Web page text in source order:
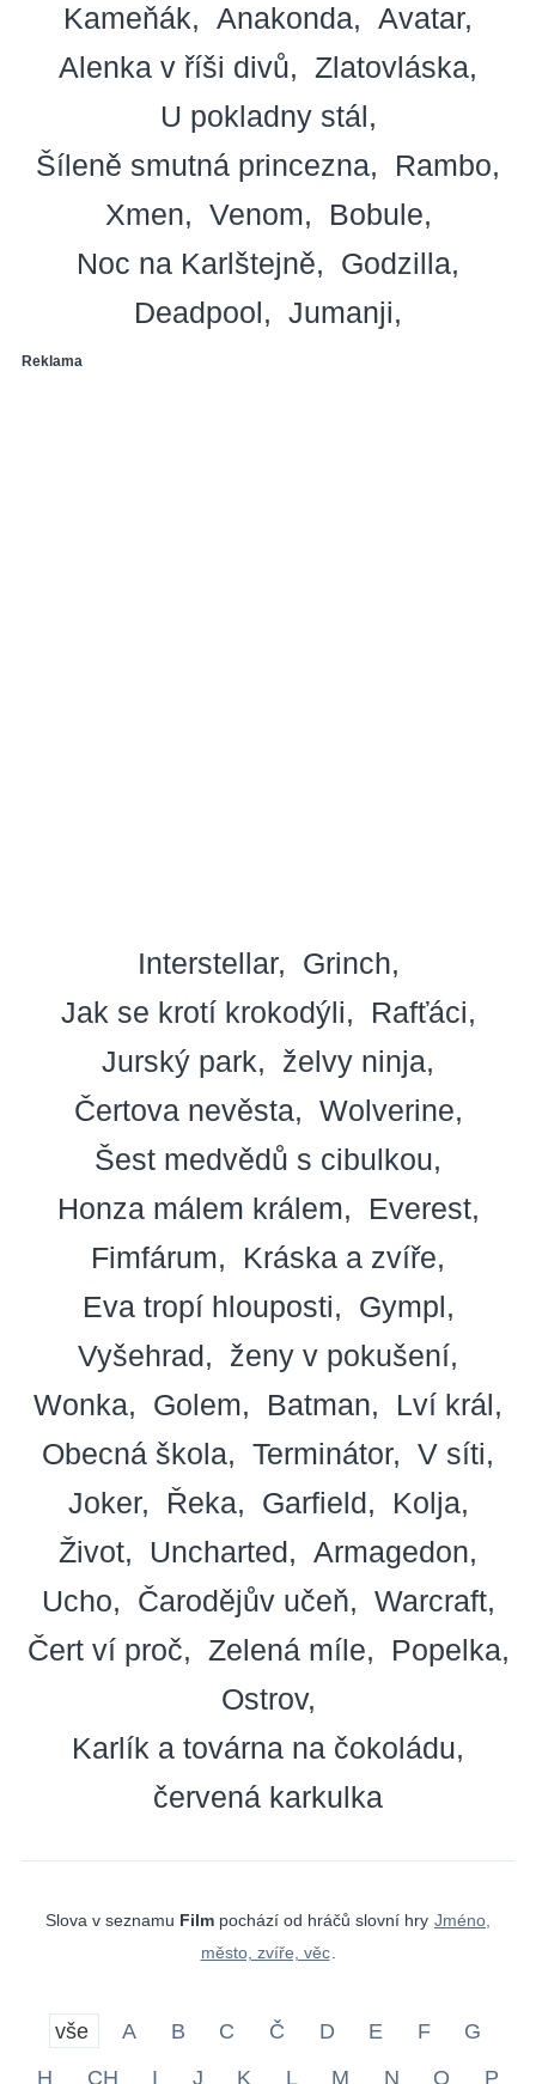
Kameňák
Anakonda
Avatar
Alenka v říši divů
Zlatovláska
U pokladny stál
Šíleně smutná princezna
Rambo
Xmen
Venom
Bobule
Noc na Karlštejně
Godzilla
Deadpool
Jumanji
Reklama
Interstellar
Grinch
Jak se krotí krokodýli
Rafťáci
Jurský park
želvy ninja
Čertova nevěsta
Wolverine
Šest medvědů s cibulkou
Honza málem králem
Everest
Fimfárum
Kráska a zvíře
Eva tropí hlouposti
Gympl
Vyšehrad
ženy v pokušení
Wonka
Golem Batman
Lví král
Obecná škola
Terminátor
V síti
Joker
Řeka Garfield
Kolja
Život
Uncharted
Armagedon
Ucho
Čarodějův učeň
Warcraft
Čert ví proč
Zelená míle
Popelka
Ostrov
Karlík a továrna na čokoládu
červená karkulka
Slova v seznamu Film pochází od hráčů slovní hry Jméno,
město, zvíře, věc
vše A B C Č D E F
G
H
CH I J K L M N O P